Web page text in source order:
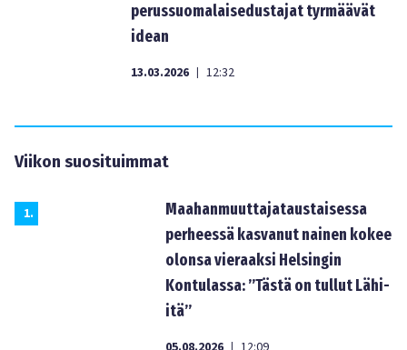
perussuomalaisedustajat tyrmäävät
idean
13.03.2026 | 12:32
Viikon suosituimmat
1.
Maahanmuuttajataustaisessa
perheessä kasvanut nainen kokee
olonsa vieraaksi Helsingin
Kontulassa: ”Tästä on tullut Lähi-
itä”
|